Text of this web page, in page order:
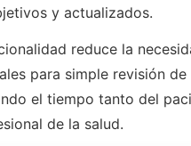
y actualizados.
reduce la
para simple revisión de
el tiempo tanto del
de la salud.